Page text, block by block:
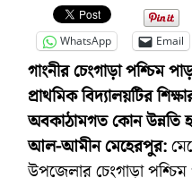
WhatsApp
Email
গাংনীর চেংগাড়া পশ্চিম
প্রাথমিক বিদ্যালয়টির
অবকাঠামগত কোন উন্নতি
আল-আমীন মেহেরপুর:
উপজেলার চেংগাড়া